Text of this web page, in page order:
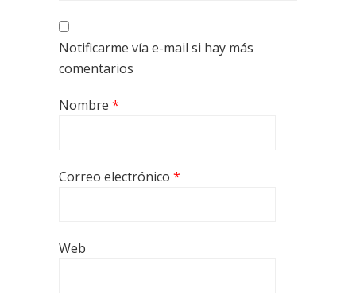
Notificarme vía e-mail si hay más
comentarios
Nombre *
Correo electrónico *
Web